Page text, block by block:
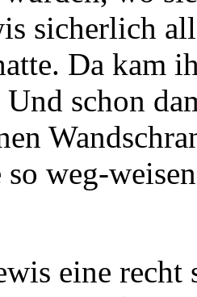
sicherlich
Da kam
schon
so weg-
eine